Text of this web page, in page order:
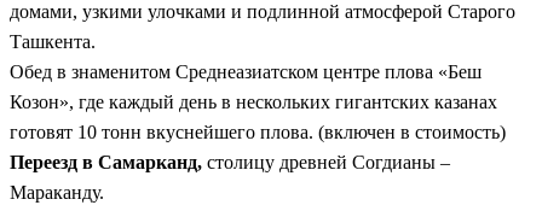
домами, узкими улочками и подлинной атмосферой Старого
Ташкента.
Обед в знаменитом Среднеазиатском центре плова «Беш
Козон», где каждый день в нескольких гигантских казанах
готовят 10 тонн вкуснейшего плова. (включен в стоимость)
Переезд в Самарканд, столицу древней Согдианы –
Мараканду.